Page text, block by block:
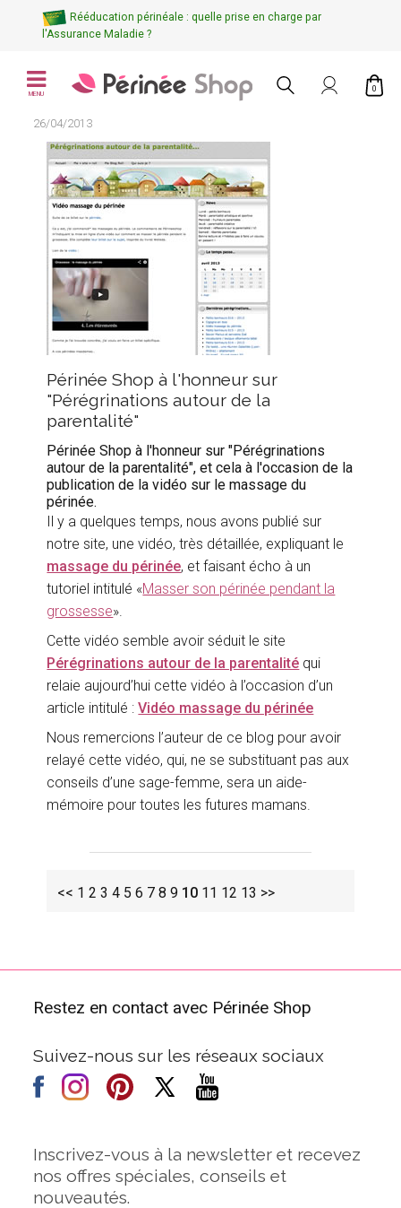
Rééducation périnéale : quelle prise en charge par
l'Assurance Maladie ?
MENU
0
26/04/2013
Périnée Shop à l'honneur sur
"Pérégrinations autour de la
parentalité"
Périnée Shop à l'honneur sur "Pérégrinations
autour de la parentalité", et cela à l'occasion de la
publication de la vidéo sur le massage du
périnée.
Il y a quelques temps, nous avons publié sur
notre site, une vidéo, très détaillée, expliquant le
massage du périnée, et faisant écho à un
tutoriel intitulé «Masser son périnée pendant la
grossesse».
Cette vidéo semble avoir séduit le site
Pérégrinations autour de la parentalité qui
relaie aujourd’hui cette vidéo à l’occasion d’un
article intitulé :Vidéo massage du périnée
Nous remercions l’auteur de ce blog pour avoir
relayé cette vidéo, qui, ne se substituant pas aux
conseils d’une sage-femme, sera un aide-
mémoire pour toutes les futures mamans.
<< 1 2 3 4 5 6 7 8 9 10 11 12 13 >>
Restez en contact avec Périnée Shop
Suivez-nous sur les réseaux sociaux
Inscrivez-vous à la newsletter et recevez
nos offres spéciales, conseils et
nouveautés.